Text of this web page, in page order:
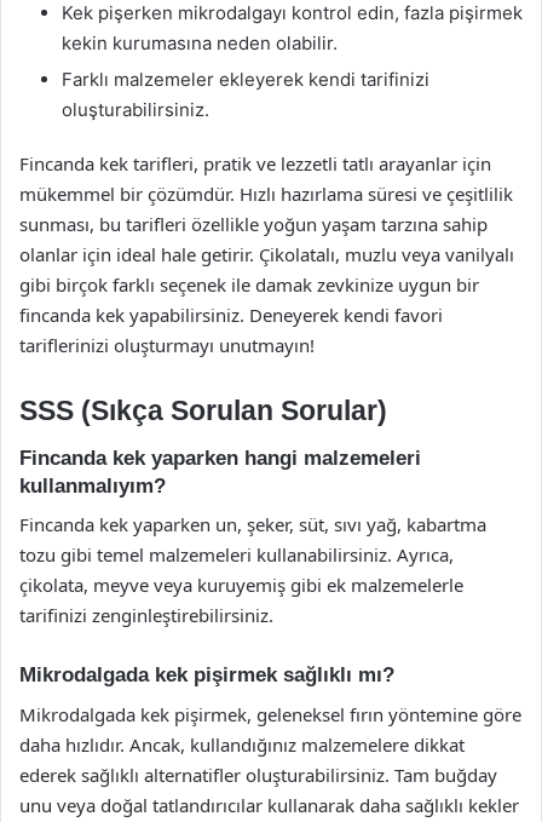
Kek pişerken mikrodalgayı kontrol edin, fazla pişirmek
kekin kurumasına neden olabilir.
Farklı malzemeler ekleyerek kendi tarifinizi
oluşturabilirsiniz.
Fincanda kek tarifleri, pratik ve lezzetli tatlı arayanlar için
mükemmel bir çözümdür. Hızlı hazırlama süresi ve çeşitlilik
sunması, bu tarifleri özellikle yoğun yaşam tarzına sahip
olanlar için ideal hale getirir. Çikolatalı, muzlu veya vanilyalı
gibi birçok farklı seçenek ile damak zevkinize uygun bir
fincanda kek yapabilirsiniz. Deneyerek kendi favori
tariflerinizi oluşturmayı unutmayın!
SSS (Sıkça Sorulan Sorular)
Fincanda kek yaparken hangi malzemeleri
kullanmalıyım?
Fincanda kek yaparken un, şeker, süt, sıvı yağ, kabartma
tozu gibi temel malzemeleri kullanabilirsiniz. Ayrıca,
çikolata, meyve veya kuruyemiş gibi ek malzemelerle
tarifinizi zenginleştirebilirsiniz.
Mikrodalgada kek pişirmek sağlıklı mı?
Mikrodalgada kek pişirmek, geleneksel fırın yöntemine göre
daha hızlıdır. Ancak, kullandığınız malzemelere dikkat
ederek sağlıklı alternatifler oluşturabilirsiniz. Tam buğday
unu veya doğal tatlandırıcılar kullanarak daha sağlıklı kekler